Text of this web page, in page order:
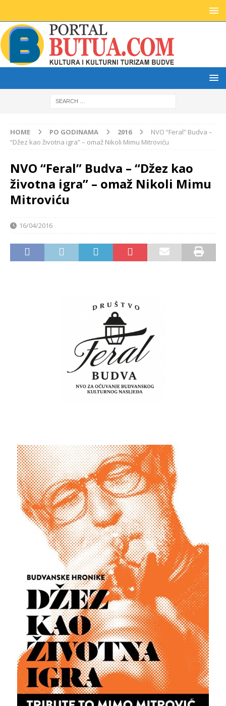
HOME PO GODINAMA 2016
NVO “Feral” Budva –
“Džez kao životna igra” – omaž Nikoli Mimu Mitroviću
NVO “Feral” Budva – “Džez kao
životna igra” – omaž Nikoli Mimu
Mitroviću
16/04/2016